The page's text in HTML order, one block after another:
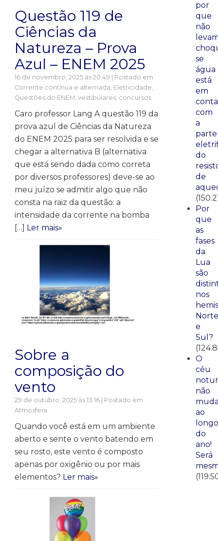
Questão 119 de
Ciências da
Natureza – Prova
Azul – ENEM 2025
16 de novembro, 2025 às 20:49 | Postado em
Corrente contínua e alternada, Eletricidade,
Questões do ENEM, vestibulares, concursos
Caro professor Lang A questão 119 da
prova azul de Ciências da Natureza
do ENEM 2025 para ser resolvida e se
chegar a alternativa B (alternativa
que está sendo dada como correta
por diversos professores) deve-se ao
meu juízo se admitir algo que não
consta na raiz da questão: a
intensidade da corrente na bomba
[…] Ler mais»
Sobre a
composição do
vento
29 de outubro, 2025 às 13:16 | Postado em
Atmosfera
Quando você está em um ambiente
aberto e sente o vento batendo em
seu rosto, este vento é composto
apenas por oxigênio ou por mais
elementos? Ler mais»
por
que
não
se
água
está
em
com
a
parte
do
de
Por
que
as
fases
da
Lua
são
nos
Norte
e
Sul?
O
céu
não
ao
longo
do
ano!
Será